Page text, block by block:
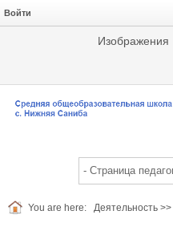
Войти
Изображения
You are here: Деятельность >>